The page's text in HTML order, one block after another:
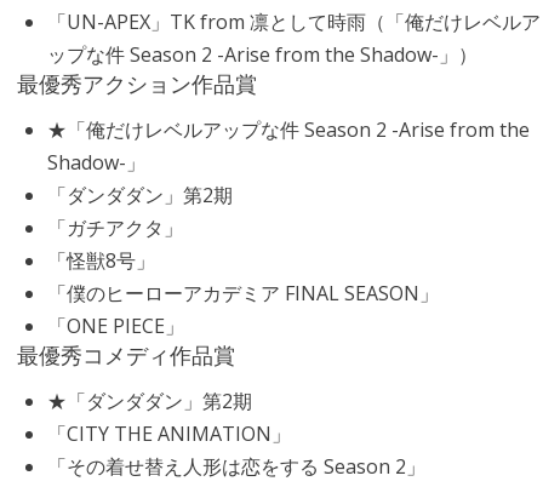
「UN-APEX」TK from 凛として時雨（「俺だけレベルア
ップな件 Season 2 -Arise from the Shadow-」）
最優秀アクション作品賞
★「俺だけレベルアップな件 Season 2 -Arise from the
Shadow-」
「ダンダダン」第2期
「ガチアクタ」
「怪獣8号」
「僕のヒーローアカデミア FINAL SEASON」
「ONE PIECE」
最優秀コメディ作品賞
★「ダンダダン」第2期
「CITY THE ANIMATION」
「その着せ替え人形は恋をする Season 2」